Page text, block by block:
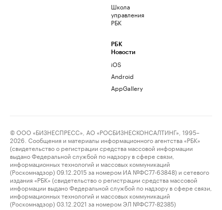
Школа
управления
РБК
РБК
Новости
iOS
Android
AppGallery
© ООО «БИЗНЕСПРЕСС», АО «РОСБИЗНЕСКОНСАЛТИНГ», 1995–
2026. Сообщения и материалы информационного агентства «РБК»
(свидетельство о регистрации средства массовой информации
выдано Федеральной службой по надзору в сфере связи,
информационных технологий и массовых коммуникаций
(Роскомнадзор) 09.12.2015 за номером ИА №ФС77-63848) и сетевого
издания «РБК» (свидетельство о регистрации средства массовой
информации выдано Федеральной службой по надзору в сфере связи,
информационных технологий и массовых коммуникаций
(Роскомнадзор) 03.12.2021 за номером ЭЛ №ФС77-82385)